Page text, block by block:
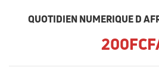
QUOTIDIEN NUMERIQUE D